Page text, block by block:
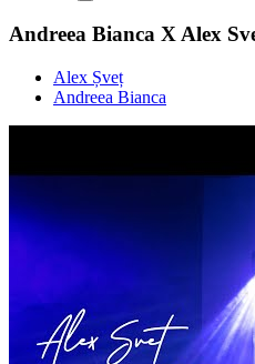
Andreea Bianca X Alex
Alex Șveț
Andreea Bianca